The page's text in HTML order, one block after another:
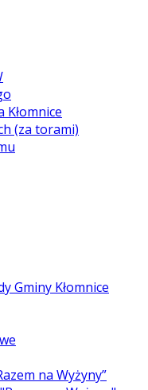
Kłomnice
(za torami)
Gminy Kłomnice
na Wyżyny”